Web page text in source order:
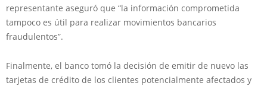
representante aseguró que “la información comprometida
tampoco es útil para realizar movimientos bancarios
fraudulentos”.
Finalmente, el banco tomó la decisión de emitir de nuevo las
tarjetas de crédito de los clientes potencialmente afectados y